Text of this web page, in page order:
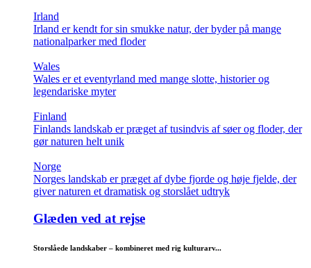
Irland
Irland er kendt for sin smukke natur, der byder på mange
nationalparker med floder
Wales
Wales er et eventyrland med mange slotte, historier og
legendariske myter
Finland
Finlands landskab er præget af tusindvis af søer og floder, der
gør naturen helt unik
Norge
Norges landskab er præget af dybe fjorde og høje fjelde, der
giver naturen et dramatisk og storslået udtryk
Glæden ved at rejse
Storslåede landskaber – kombineret med rig kulturarv...